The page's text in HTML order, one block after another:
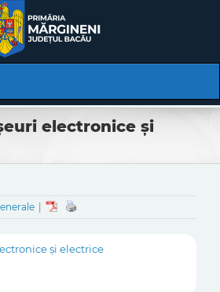
electronice și
și electrice